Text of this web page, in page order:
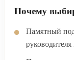
Почему
Памятный